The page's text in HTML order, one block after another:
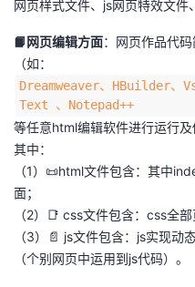
网页样式文件、js网页特效文件
📙网页编辑方面：网页作品代
（如：
Dreamweaver、HBuilder、
Text 、Notepad++
等任意html编辑软件进行运行及
其中：
（1）📜html文件包含：其中
面；
（2）📑 css文件包含：css全
（3）📄 js文件包含：js实现动
（个别网页中运用到js代码）。